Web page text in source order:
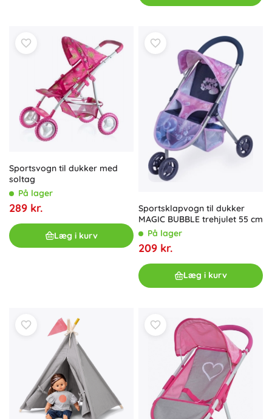
Sportsvogn til dukker med
soltag
På lager
289 kr.
Læg i kurv
Sportsklapvogn til dukker
MAGIC BUBBLE trehjulet 55 cm
På lager
209 kr.
Læg i kurv